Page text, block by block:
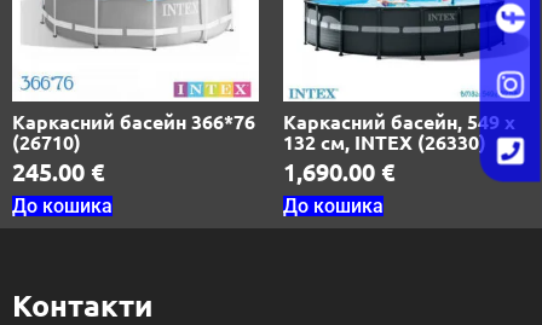
Каркасний басейн 366*76
(26710)
245.00 €
До кошика
Каркасний басейн, 549 х
132 см, INTEX (26330)
1,690.00 €
До кошика
Контакти